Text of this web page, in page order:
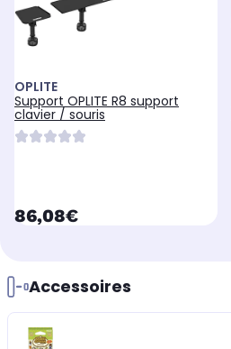
OPLITE
Support OPLITE R8 support
clavier / souris
currentPrice
86,08€
Accessoires